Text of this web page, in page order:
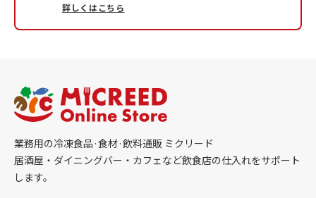
詳しくはこちら
業務用の冷凍食品·食材·飲料通販 ミクリード
居酒屋・ダイニングバー・カフェなど飲食店の仕入れをサポート
します。